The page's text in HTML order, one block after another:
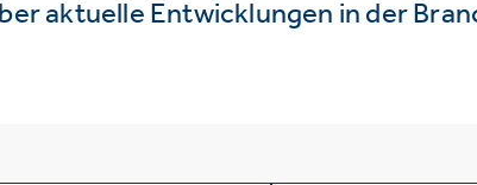
aktuelle Entwicklungen in der